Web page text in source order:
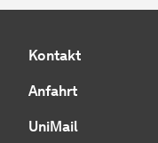
Kontakt
Anfahrt
UniMail